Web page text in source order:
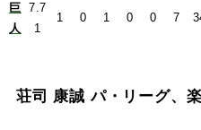
巨
人
7.7
1
1 0 1 0 0 7
荘司 康誠 パ・リーグ、